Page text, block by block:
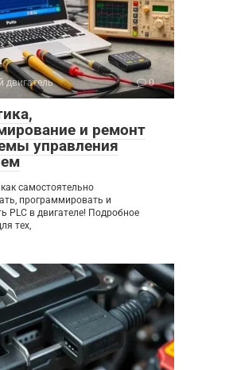
двигатель 0
и ремонт
управления
самостоятельно
программировать и
PLC в двигателе! Подробное
тех,